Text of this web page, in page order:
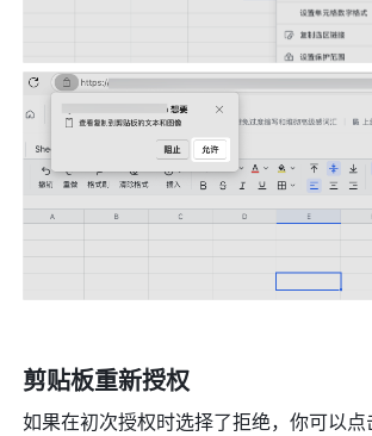
剪贴板重新授权
如果在初次授权时选择了拒绝，你可以